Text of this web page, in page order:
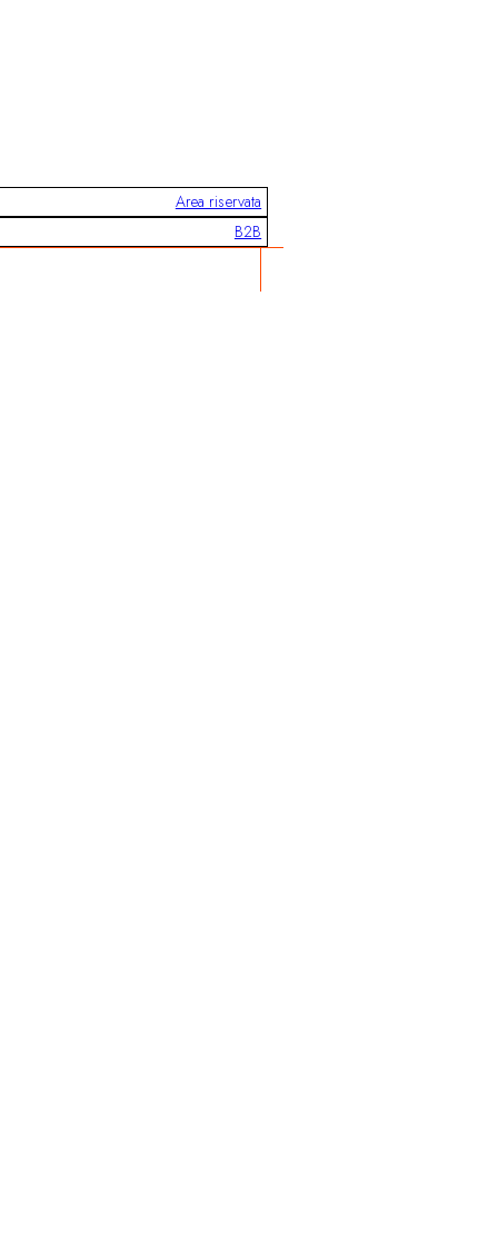
Area riservata
B2B